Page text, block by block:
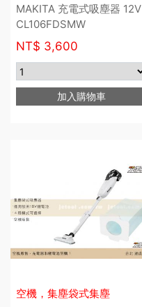
MAKITA 充電式吸塵器 12V
CL106FDSMW
NT$ 3,600
加入購物車
空機，集塵袋式集塵